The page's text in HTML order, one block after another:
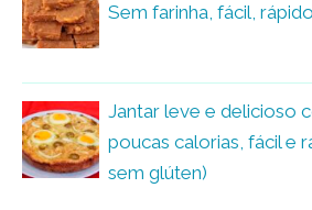
Sem farinha, fácil,
Jantar leve e delicioso
poucas calorias, fácil e
sem glúten)